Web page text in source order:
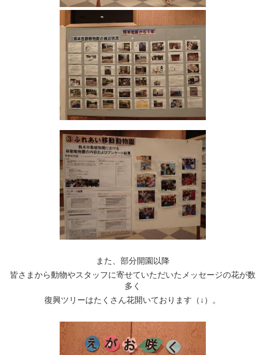
また、部分開園以降
皆さまから動物やスタッフに寄せていただいたメッセージの花が数
多く
復興ツリーはたくさん花開いております（↓）。